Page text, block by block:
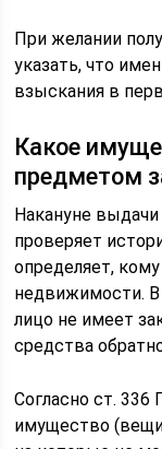
При желании
указать, что
взыскания в
Какое
предметом
Накануне
проверяет
определяет,
недвижимости. В
лицо не имеет
средства
Согласно ст.
имущество